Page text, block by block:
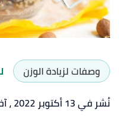
وصفات لزيادة الوزن
نُشر في 13 أكتوبر 2022
،